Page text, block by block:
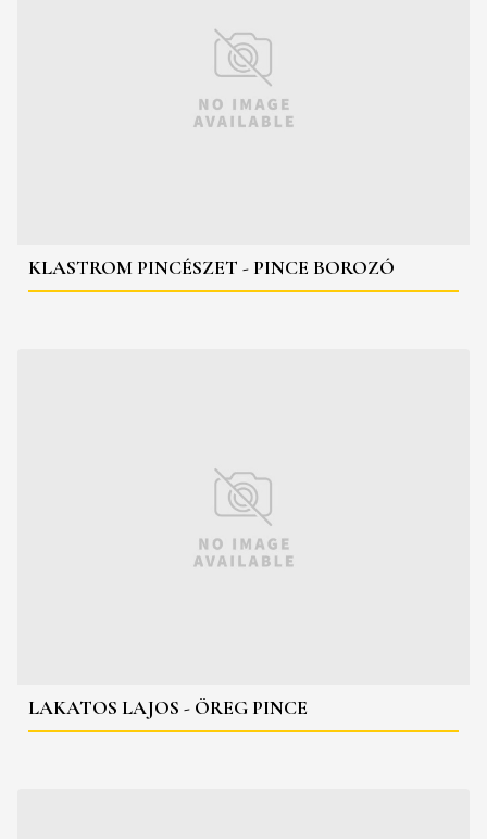
KLASTROM PINCÉSZET - PINCE BOROZÓ
LAKATOS LAJOS - ÖREG PINCE